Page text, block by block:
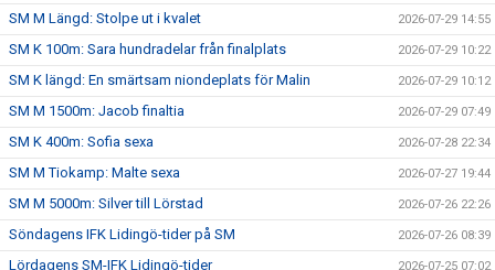
SM M Längd: Stolpe ut i kvalet 2026-07-29 14:55
SM K 100m: Sara hundradelar från finalplats 2026-07-29 10:22
SM K längd: En smärtsam niondeplats för Malin 2026-07-29 10:12
SM M 1500m: Jacob finaltia 2026-07-29 07:49
SM K 400m: Sofia sexa 2026-07-28 22:34
SM M Tiokamp: Malte sexa 2026-07-27 19:44
SM M 5000m: Silver till Lörstad 2026-07-26 22:26
Söndagens IFK Lidingö-tider på SM 2026-07-26 08:39
Lördagens SM-IFK Lidingö-tider 2026-07-25 07:02